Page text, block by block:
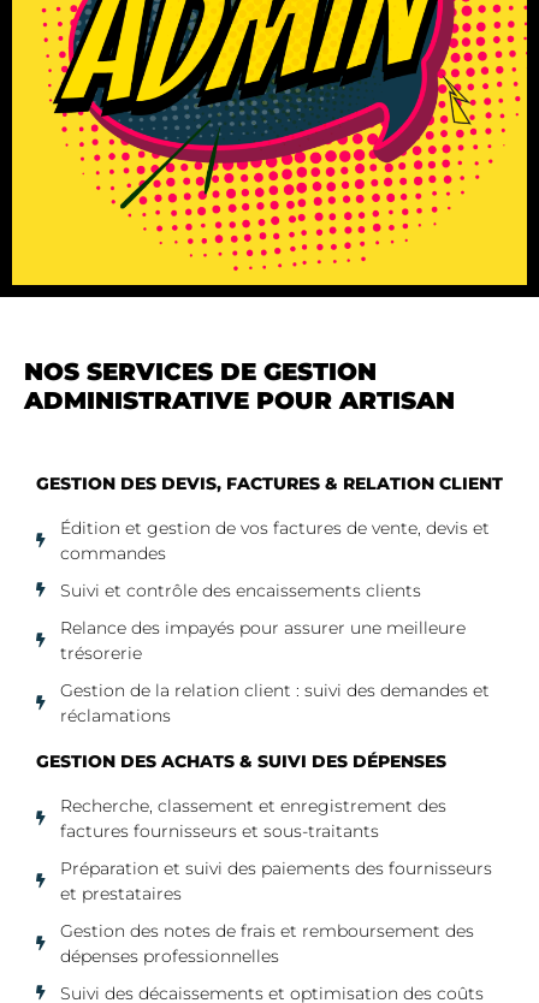
NOS SERVICES DE GESTION
ADMINISTRATIVE POUR ARTISAN
GESTION DES DEVIS, FACTURES & RELATION CLIENT
Édition et gestion de vos factures de vente, devis et
commandes
Suivi et contrôle des encaissements clients
Relance des impayés pour assurer une meilleure
trésorerie
Gestion de la relation client : suivi des demandes et
réclamations
GESTION DES ACHATS & SUIVI DES DÉPENSES
Recherche, classement et enregistrement des
factures fournisseurs et sous-traitants
Préparation et suivi des paiements des fournisseurs
et prestataires
Gestion des notes de frais et remboursement des
dépenses professionnelles
Suivi des décaissements et optimisation des coûts